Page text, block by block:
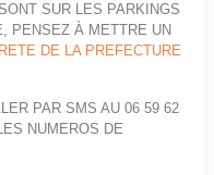
SUR LES PARKINGS
PENSEZ À METTRE UN
DE LA PREFECTURE
PAR SMS AU 06 59 62
NUMEROS DE